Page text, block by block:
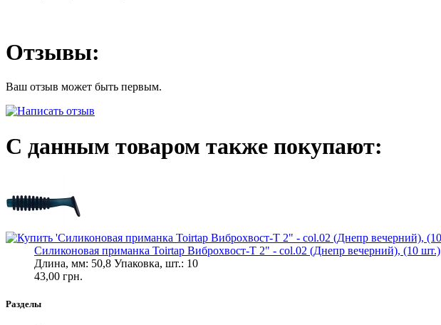
Отзывы:
Ваш отзыв может быть первым.
С данным товаром также покупают:
Силиконовая приманка Toirtap Виброхвост-Т 2" - col.02 (Днепр вечерний), (10 шт.)
Длина, мм: 50,8 Упаковка, шт.: 10
43,00 грн.
Разделы